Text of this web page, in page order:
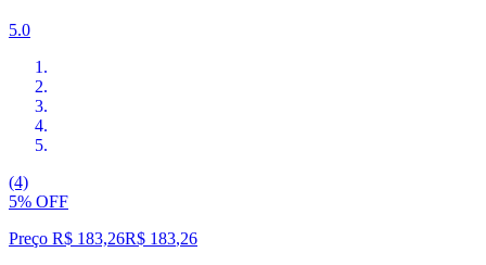
5.0
(4)
5% OFF
Preço R$ 183,26R$ 183,26